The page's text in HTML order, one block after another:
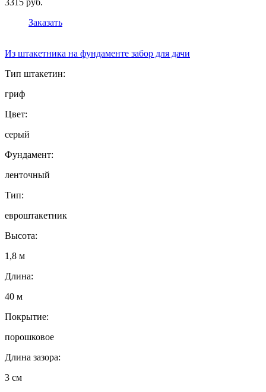
3315 руб.
Заказать
Из штакетника на фундаменте забор для дачи
Тип штакетин:
гриф
Цвет:
серый
Фундамент:
ленточный
Тип:
евроштакетник
Высота:
1,8 м
Длина:
40 м
Покрытие:
порошковое
Длина зазора:
3 см